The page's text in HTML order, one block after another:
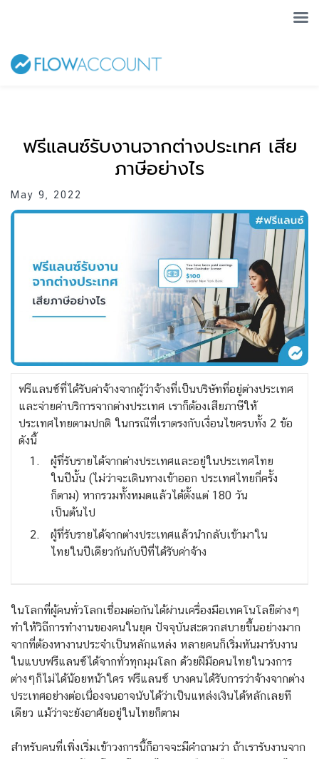
ฟรีแลนซ์รับงานจากต่างประเทศ เสีย
ภาษีอย่างไร
May 9, 2022
ฟรีแลนซ์ที่ได้รับค่าจ้างจากผู้ว่าจ้างที่เป็นบริษัทที่อยู่ต่างประเทศ
และจ่ายค่าบริการจากต่างประเทศ เราก็ต้องเสียภาษีให้
ประเทศไทยตามปกติ ในกรณีที่เราตรงกับเงื่อนไขครบทั้ง 2 ข้อ
ดังนี้
ผู้ที่รับรายได้จากต่างประเทศและอยู่ในประเทศไทย
ในปีนั้น (ไม่ว่าจะเดินทางเข้าออก ประเทศไทยกี่ครั้ง
ก็ตาม) หากรวมทั้งหมดแล้วได้ตั้งแต่ 180 วัน
เป็นต้นไป
ผู้ที่รับรายได้จากต่างประเทศแล้วนำกลับเข้ามาใน
ไทยในปีเดียวกันกับปีที่ได้รับค่าจ้าง
ในโลกที่ผู้คนทั่วโลกเชื่อมต่อกันได้ผ่านเครื่องมือเทคโนโลยีต่างๆ
ทำให้วิถีการทำงานของคนในยุค ปัจจุบันสะดวกสบายขึ้นอย่างมาก
จากที่ต้องหางานประจำเป็นหลักแหล่ง หลายคนก็เริ่มหันมารับงาน
ในแบบฟรีแลนซ์ได้จากทั่วทุกมุมโลก ด้วยฝีมือคนไทยในวงการ
ต่างๆก็ไม่ได้น้อยหน้าใคร ฟรีแลนซ์ บางคนได้รับการว่าจ้างจากต่าง
ประเทศอย่างต่อเนื่องจนอาจนับได้ว่าเป็นแหล่งเงินได้หลักเลยที
เดียว แม้ว่าจะยังอาศัยอยู่ในไทยก็ตาม
สำหรับคนที่เพิ่งเริ่มเข้าวงการนี้ก็อาจจะมีคำถามว่า ถ้าเรารับงานจาก